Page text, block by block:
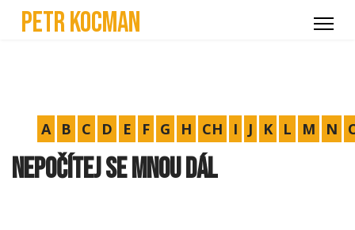
Petr Kocman
A B C D E F G H CH I J K L M N
Nepočítej se mnou dál